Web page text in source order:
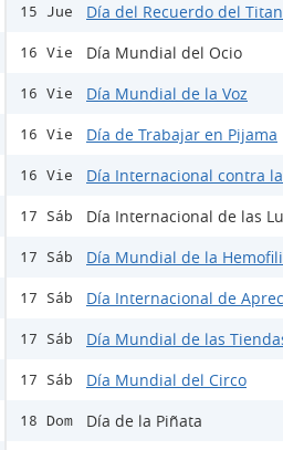
15 Jue Día del Recuerdo del
16 Vie Día Mundial del Ocio
16 Vie Día Mundial de la Voz
16 Vie Día de Trabajar en Pijama
16 Vie Día Internacional contra
17 Sáb Día Internacional de las
17 Sáb Día Mundial de la
17 Sáb Día Internacional de
17 Sáb Día Mundial de las
17 Sáb Día Mundial del Circo
18 Dom Día de la Piñata